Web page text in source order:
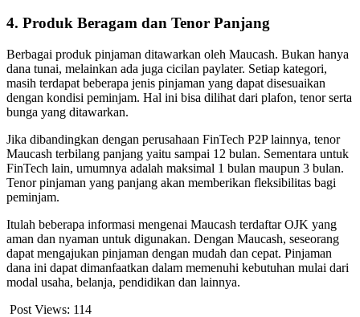
4. Produk Beragam dan Tenor Panjang
Berbagai produk pinjaman ditawarkan oleh Maucash. Bukan hanya
dana tunai, melainkan ada juga cicilan paylater. Setiap kategori,
masih terdapat beberapa jenis pinjaman yang dapat disesuaikan
dengan kondisi peminjam. Hal ini bisa dilihat dari plafon, tenor serta
bunga yang ditawarkan.
Jika dibandingkan dengan perusahaan FinTech P2P lainnya, tenor
Maucash terbilang panjang yaitu sampai 12 bulan. Sementara untuk
FinTech lain, umumnya adalah maksimal 1 bulan maupun 3 bulan.
Tenor pinjaman yang panjang akan memberikan fleksibilitas bagi
peminjam.
Itulah beberapa informasi mengenai Maucash terdaftar OJK yang
aman dan nyaman untuk digunakan. Dengan Maucash, seseorang
dapat mengajukan pinjaman dengan mudah dan cepat. Pinjaman
dana ini dapat dimanfaatkan dalam memenuhi kebutuhan mulai dari
modal usaha, belanja, pendidikan dan lainnya.
Post Views: 114